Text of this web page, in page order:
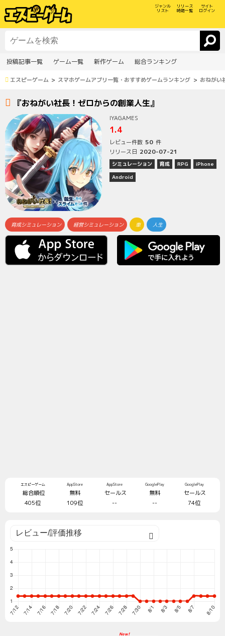
ジャンル
リスト
リリース
時期一覧
サイト
ログイン
投稿記事一覧 ゲーム一覧 新作ゲーム 総合ランキング
エスピーゲーム スマホゲームアプリ一覧・おすすめゲームランキング おねがい
『おねがい社長！ゼロからの創業人生』
IYAGAMES
1.4
レビュー件数 50 件
リリース日 2020-07-21
シミュレーション 育成 RPG
iPhone
Android
育成シミュレーション 経営シミュレーション 車 人生
エスピーゲーム
総合順位
405位
AppStore
無料
109位
AppStore
セールス
--
GooglePlay
無料
--
GooglePlay
セールス
74位
New!